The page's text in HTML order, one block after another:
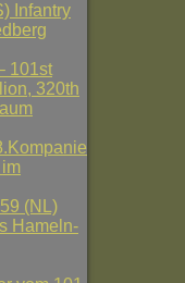
Infantry
101st
320th
(NL)
Hameln-